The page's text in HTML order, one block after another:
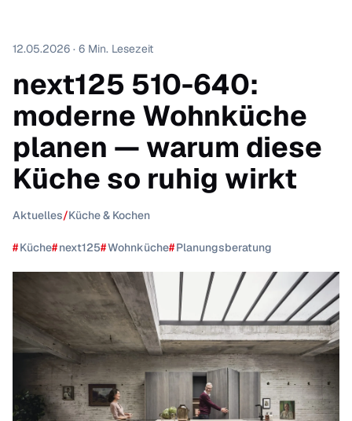
12.05.2026 · 6 Min. Lesezeit
next125 510-640:
moderne Wohnküche
planen — warum diese
Küche so ruhig wirkt
Aktuelles/Küche & Kochen
#Küche#next125#Wohnküche#Planungsberatung